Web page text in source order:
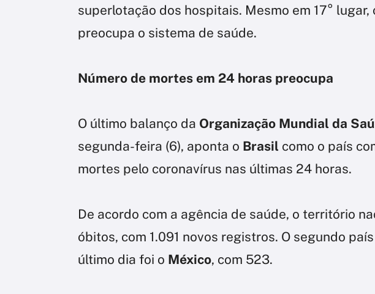
superlotação dos hospitais. Mesmo em 17°
preocupa o sistema de saúde.
Número de mortes em 24 horas preocupa
O último balanço da Organização Mundial da
segunda-feira (6), aponta o Brasil como o país
mortes pelo coronavírus nas últimas 24 horas.
De acordo com a agência de saúde, o território
óbitos, com 1.091 novos registros. O segundo
último dia foi o México, com 523.